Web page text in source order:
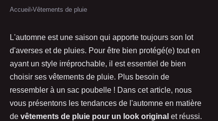
Les vêtements de pluie tendance
pour un look automne réussi
Isabelle •2 février 2023•2 min de lecture
Accueil ›Vêtements de pluie
L'automne est une saison qui apporte toujours son lot
d'averses et de pluies. Pour être bien protégé(e) tout en
ayant un style irréprochable, il est essentiel de bien
choisir ses vêtements de pluie. Plus besoin de
ressembler à un sac poubelle ! Dans cet article, nous
vous présentons les tendances de l'automne en matière
de vêtements de pluie pour un look original et réussi.